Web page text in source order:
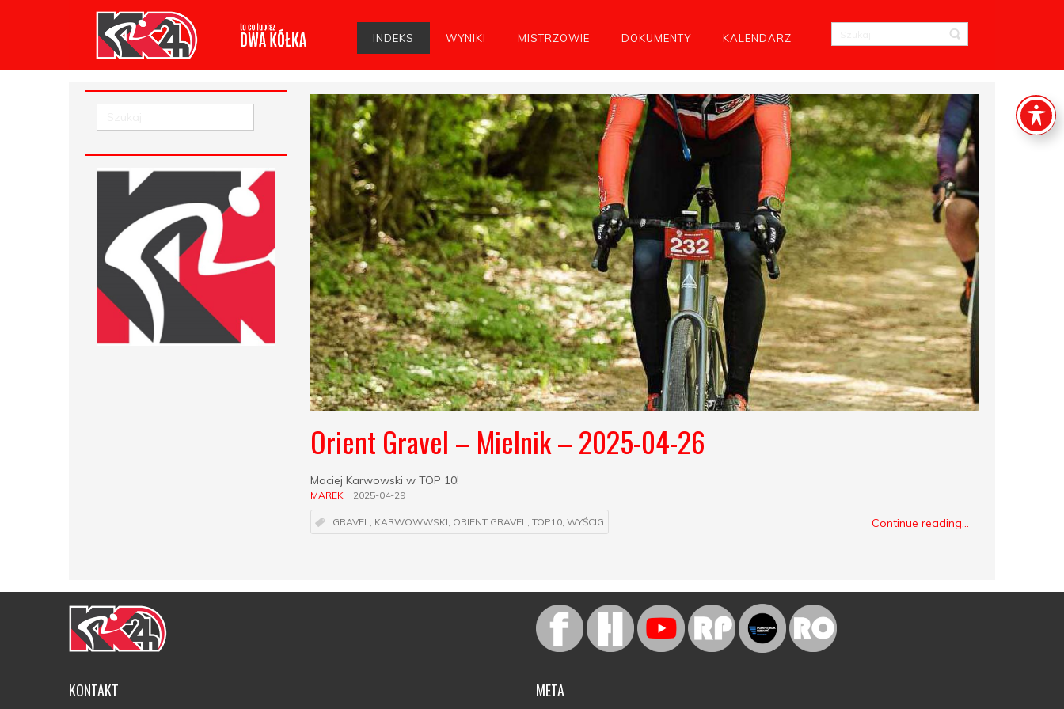
INDEKS WYNIKI MISTRZOWIE DOKUMENTY KALENDARZ
Orient Gravel – Mielnik – 2025-04-26
Maciej Karwowski w TOP 10!
MAREK 2025-04-29
GRAVEL, KARWOWWSKI, ORIENT GRAVEL, TOP10, WYŚCIG Continue reading...
KONTAKT META